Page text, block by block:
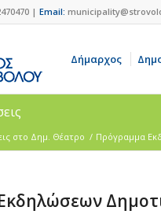
| Email:
Δήμαρχος
στο Δημ. Θέατρο / Πρόγραμμα